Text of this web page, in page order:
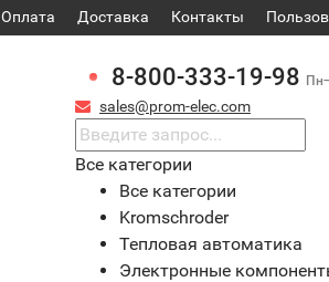
Оплата Доставка Контакты
8-800-333-19-98
sales@prom-elec.com
Все категории
Все категории
Kromschroder
Тепловая автоматика
Электронные